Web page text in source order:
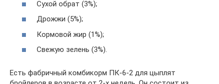
Сухой обрат (3%);
Дрожжи (5%);
Кормовой жир (1%);
Свежую зелень (3%).
Есть фабричный комбикорм ПК-6-2 для цыплят